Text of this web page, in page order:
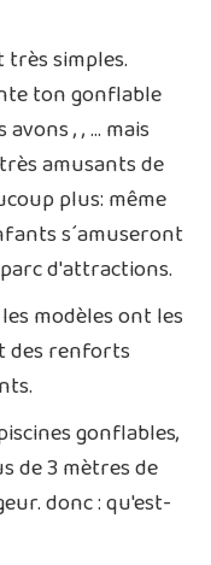
simples.
ton gonflable
avons,,… mais
amusants de
plus: même
s´amuseront
d'attractions.
modèles ont les
des renforts
gonflables,
de 3 mètres de
donc : qu'est-